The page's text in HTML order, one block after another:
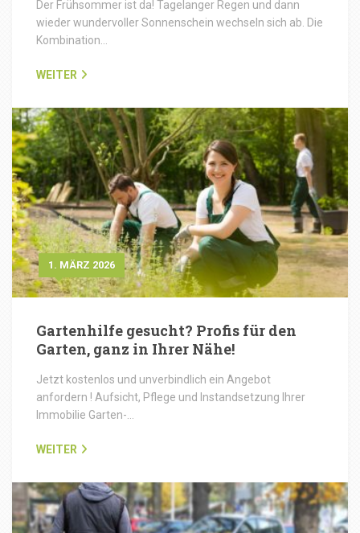
Der Frühsommer ist da! Tagelanger Regen und dann
wieder wundervoller Sonnenschein wechseln sich ab. Die
Kombination…
WEITER
1. MÄRZ 2026
Gartenhilfe gesucht? Profis für den
Garten, ganz in Ihrer Nähe!
Jetzt kostenlos und unverbindlich ein Angebot
anfordern ! Aufsicht, Pflege und Instandsetzung Ihrer
Immobilie Garten-…
WEITER